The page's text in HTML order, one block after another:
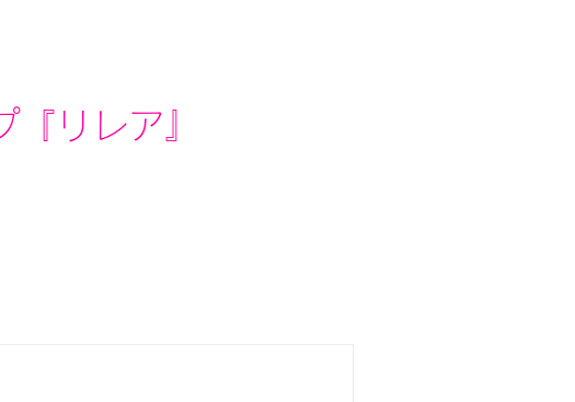
リレア』